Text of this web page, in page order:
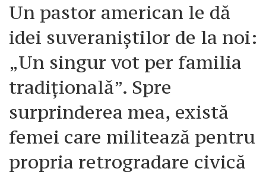
Un pastor american le dă
idei suveraniștilor de la noi:
„Un singur vot per familia
tradițională”. Spre
surprinderea mea, există
femei care militează pentru
propria retrogradare civică